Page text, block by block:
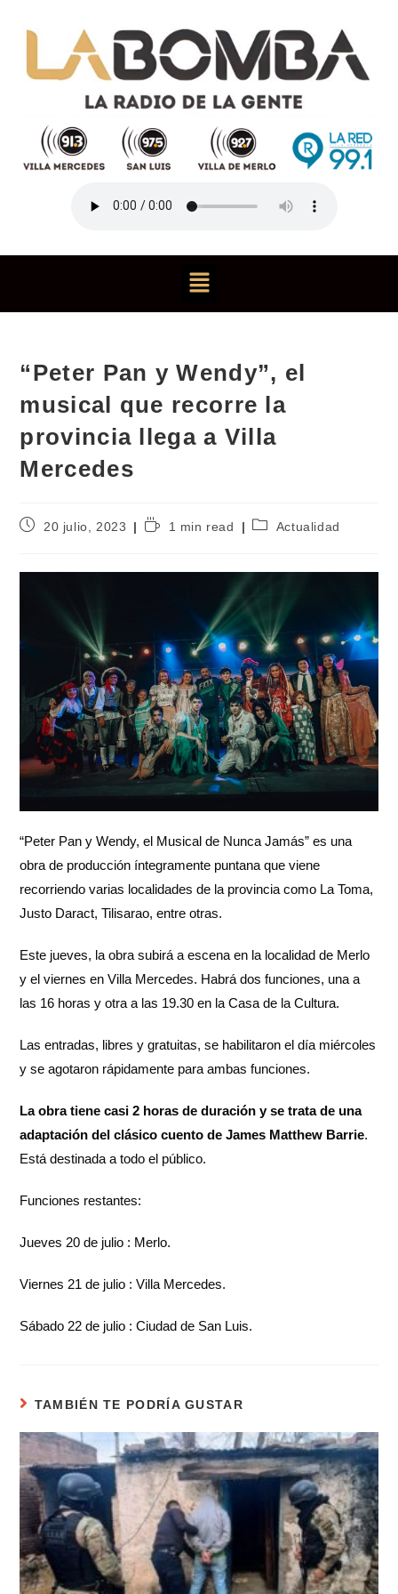
“Peter Pan y Wendy”, el
musical que recorre la
provincia llega a Villa
Mercedes
20 julio, 2023 1 min read Actualidad
“Peter Pan y Wendy, el Musical de Nunca Jamás” es una
obra de producción íntegramente puntana que viene
recorriendo varias localidades de la provincia como La Toma,
Justo Daract, Tilisarao, entre otras.
Este jueves, la obra subirá a escena en la localidad de Merlo
y el viernes en Villa Mercedes. Habrá dos funciones, una a
las 16 horas y otra a las 19.30 en la Casa de la Cultura.
Las entradas, libres y gratuitas, se habilitaron el día miércoles
y se agotaron rápidamente para ambas funciones.
La obra tiene casi 2 horas de duración y se trata de una
adaptación del clásico cuento de James Matthew Barrie.
Está destinada a todo el público.
Funciones restantes:
Jueves 20 de julio : Merlo.
Viernes 21 de julio : Villa Mercedes.
Sábado 22 de julio : Ciudad de San Luis.
TAMBIÉN TE PODRÍA GUSTAR